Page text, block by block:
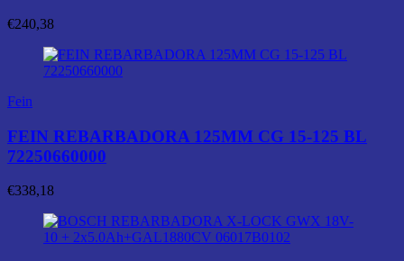
€240,38
Fein
FEIN REBARBADORA 125MM CG 15-125 BL
72250660000
€338,18